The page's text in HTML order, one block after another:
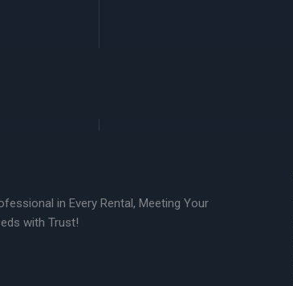
in Every Rental, Meeting Your
with Trust!